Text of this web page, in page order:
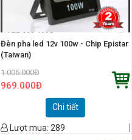
Đèn pha led 12v 100w - Chip Epistar
(Taiwan)
1.005.000Đ
969.000Đ
Chi tiết
Lượt mua: 289